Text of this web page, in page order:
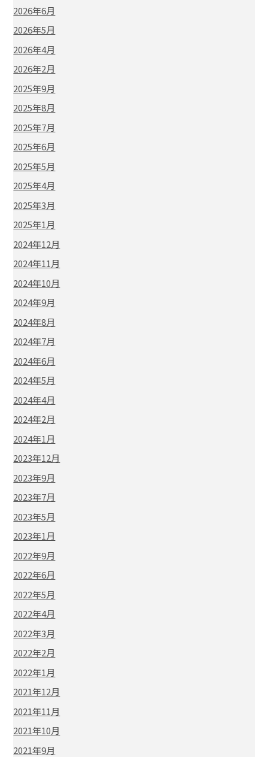
2026年6月
2026年5月
2026年4月
2026年2月
2025年9月
2025年8月
2025年7月
2025年6月
2025年5月
2025年4月
2025年3月
2025年1月
2024年12月
2024年11月
2024年10月
2024年9月
2024年8月
2024年7月
2024年6月
2024年5月
2024年4月
2024年2月
2024年1月
2023年12月
2023年9月
2023年7月
2023年5月
2023年1月
2022年9月
2022年6月
2022年5月
2022年4月
2022年3月
2022年2月
2022年1月
2021年12月
2021年11月
2021年10月
2021年9月